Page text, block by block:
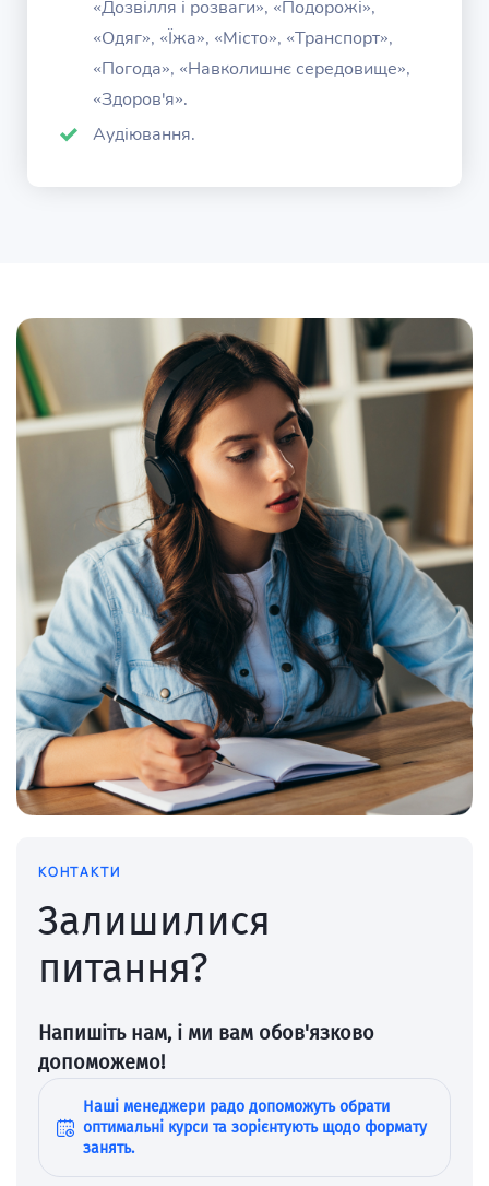
«Дозвілля і розваги», «Подорожі»,
«Одяг», «Їжа», «Місто», «Транспорт»,
«Погода», «Навколишнє середовище»,
«Здоров'я».
Аудіювання.
КОНТАКТИ
Залишилися
питання?
Напишіть нам, і ми вам обов'язково
допоможемо!
Наші менеджери радо допоможуть обрати
оптимальні курси та зорієнтують щодо формату
занять.